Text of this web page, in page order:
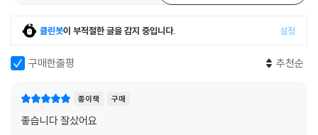
클린봇이 부적절한 글을 감지 중입니다. 설정
구매한줄평 추천순
종이책 구매
좋습니다 잘샀어요